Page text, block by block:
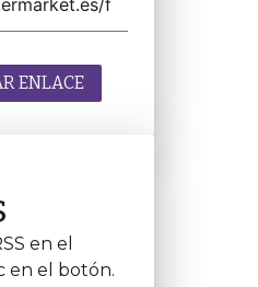
ENLACE
en el
en el botón.